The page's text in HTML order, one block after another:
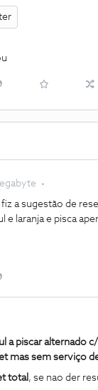
a sugestão de
e laranja e pisca
a piscar alternado
mas sem serviço
total , se nao der